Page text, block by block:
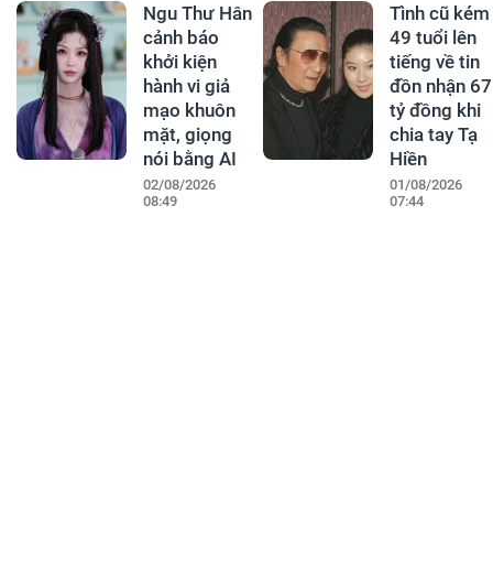
Ngu Thư Hân
cảnh báo
khởi kiện
hành vi giả
mạo khuôn
mặt, giọng
nói bằng AI
02/08/2026
08:49
Tình cũ kém
49 tuổi lên
tiếng về tin
đồn nhận 67
tỷ đồng khi
chia tay Tạ
Hiền
01/08/2026
07:44